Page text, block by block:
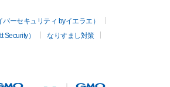
ーセキュリティ byイエラエ）
）
なりすまし対策